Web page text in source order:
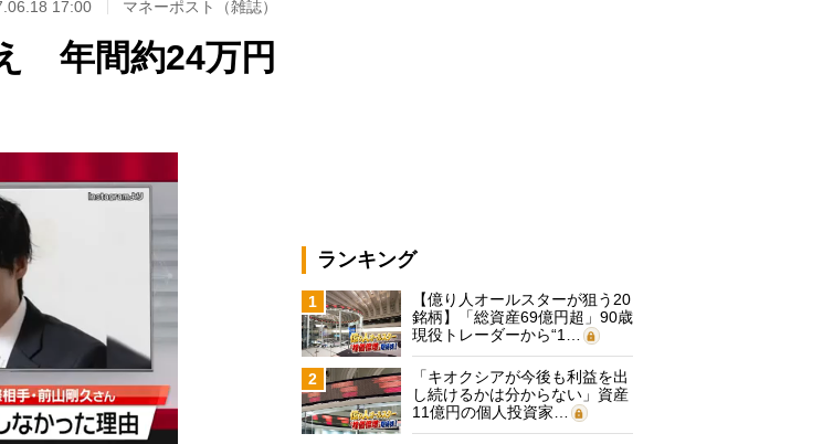
17:00 マネーポスト（雑誌）
年間約24万円
ランキング
1
【億り人オールスターが狙う20
銘柄】「総資産69億円超」90歳
現役トレーダーから“1…
2
「キオクシアが今後も利益を出
し続けるかは分からない」資産
11億円の個人投資家…